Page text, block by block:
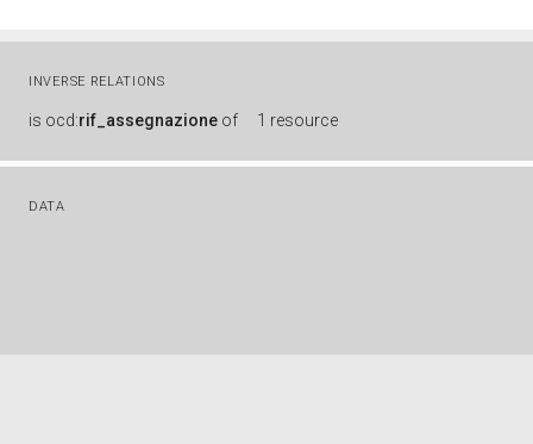
INVERSE RELATIONS
is ocd:rif_assegnazione of 1 resource
DATA